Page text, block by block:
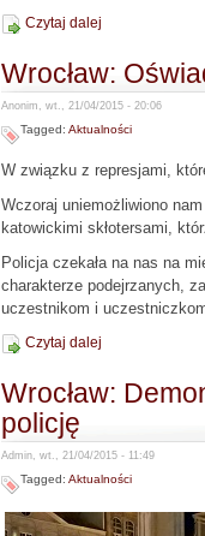
Czytaj dalej
Wrocław:
Anonim, wt., 21/04/2015 - 20:06
Tagged: Aktualności
W związku z represjami,
Wczoraj uniemożliwiono
katowickimi skłotersami,
Policja czekała na nas na
charakterze podejrzanych,
uczestnikom i
Czytaj dalej
Wrocław:
policję
Admin, wt., 21/04/2015 - 11:49
Tagged: Aktualności